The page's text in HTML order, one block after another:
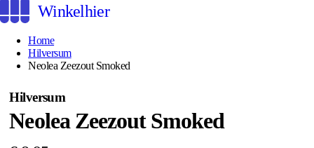
Winkelhier
Home
Hilversum
Neolea Zeezout Smoked
Hilversum
Neolea Zeezout Smoked